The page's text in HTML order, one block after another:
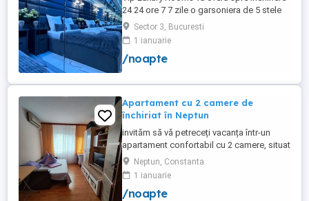
24 24 ore 7 7 zile o garsoniera de 5 stele
Luxoase cu un desing unic si deosebit in
Sector 3 Bucuresti . Garsoniera se alfa in
Complex Rezidential Nou . Acces Bariera
Monitorizare Video in Complex ( de la
PRIVAT in complex ...
Sector 3, Bucuresti
1 ianuarie
/noapte
Apartament cu 2 camere de
închiriat în Neptun
invităm să vă petreceți vacanța într-un
apartament confortabil cu 2 camere, situat
la doar 10 minute de mers pe jos de plajă.
Ideal pentru familii, cupluri sau grupuri
mici de prieteni, apartamentul oferă toate
condițiile necesare pentru un sejur
Neptun, Constanta
1 ianuarie
/noapte